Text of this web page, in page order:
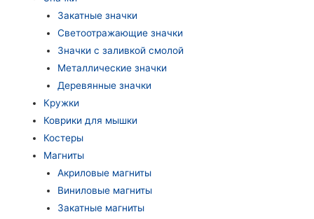
Закатные значки
Светоотражающие значки
Значки с заливкой смолой
Металлические значки
Деревянные значки
Кружки
Коврики для мышки
Костеры
Магниты
Акриловые магниты
Виниловые магниты
Закатные магниты